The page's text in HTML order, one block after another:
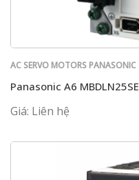
AC SERVO MOTORS PANASONIC
Panasonic A6 MBDLN25SE
Giá: Liên hệ